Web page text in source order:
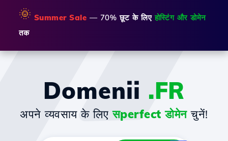
🌞 Summer Sale — 70% छूट के लिएहोस्टिंग और डोमेन
तक
Domenii .FR
अपने व्यवसाय के लिएसperfect डोमेनचुनें!